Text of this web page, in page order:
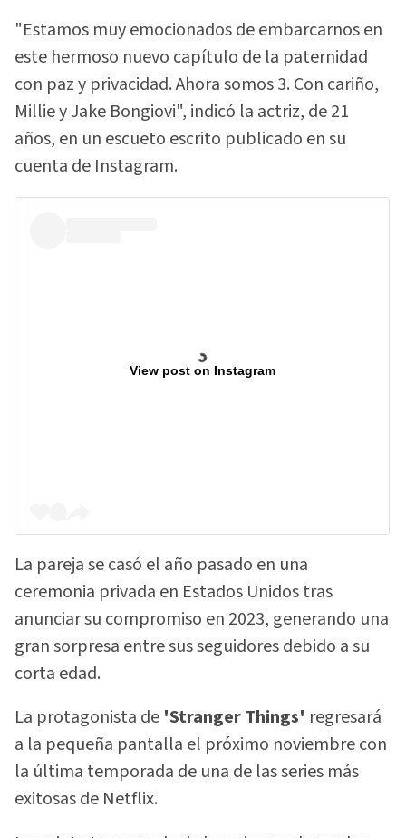
"Estamos muy emocionados de embarcarnos en
este hermoso nuevo capítulo de la paternidad
con paz y privacidad. Ahora somos 3. Con cariño,
Millie y Jake Bongiovi", indicó la actriz, de 21
años, en un escueto escrito publicado en su
cuenta de Instagram.
View post on Instagram
La pareja se casó el año pasado en una
ceremonia privada en Estados Unidos tras
anunciar su compromiso en 2023, generando una
gran sorpresa entre sus seguidores debido a su
corta edad.
La protagonista de 'Stranger Things' regresará
a la pequeña pantalla el próximo noviembre con
la última temporada de una de las series más
exitosas de Netflix.